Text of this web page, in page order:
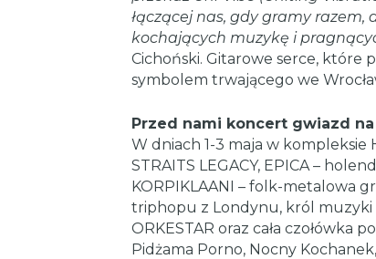
łączącej nas, gdy gramy razem,
kochających muzykę i
Cichoński. Gitarowe serce, które
symbolem trwającego we
Przed nami koncert gwiazd
W dniach 1-3 maja w kompleksie
STRAITS LEGACY, EPICA –
KORPIKLAANI – folk-metalowa
triphopu z Londynu, król muzyki
ORKESTAR oraz cała czołówka
Pidżama Porno, Nocny